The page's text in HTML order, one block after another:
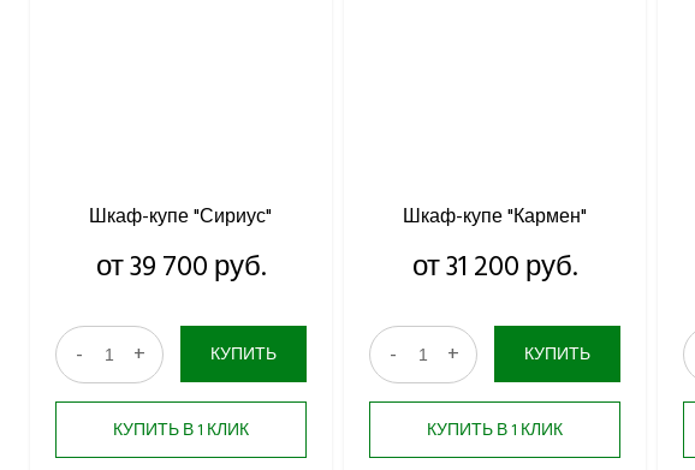
Шкаф-купе "Сириус"
от 39 700 руб.
- + КУПИТЬ
КУПИТЬ В 1 КЛИК
Шкаф-купе "Кармен"
от 31 200 руб.
- + КУПИТЬ
КУПИТЬ В 1 КЛИК